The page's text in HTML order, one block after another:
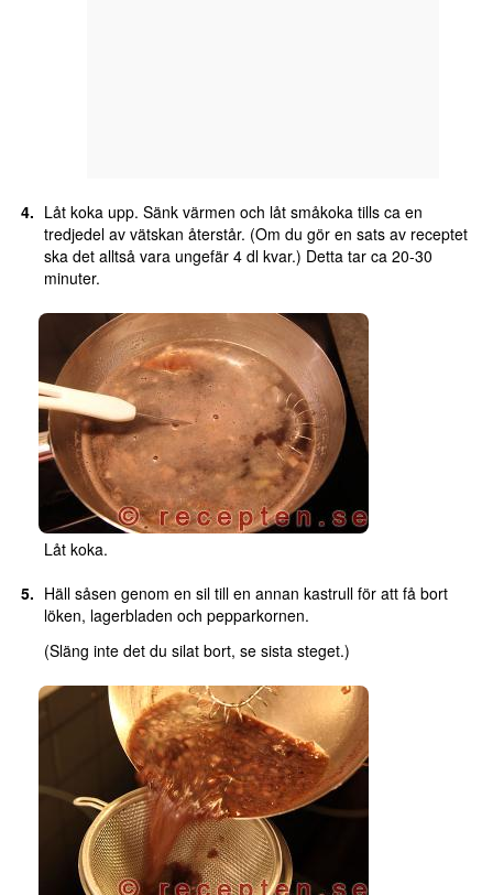
Låt koka upp. Sänk värmen och låt småkoka tills ca en
tredjedel av vätskan återstår. (Om du gör en sats av receptet
ska det alltså vara ungefär 4 dl kvar.) Detta tar ca 20-30
minuter.
Låt koka.
Häll såsen genom en sil till en annan kastrull för att få bort
löken, lagerbladen och pepparkornen.
(Släng inte det du silat bort, se sista steget.)